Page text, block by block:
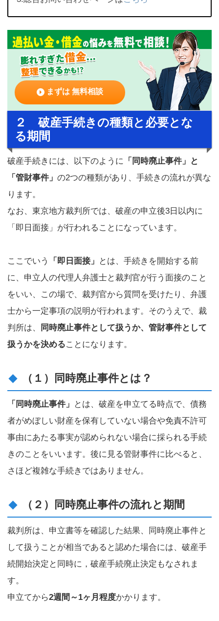
まずは 無料相談
２ 破産手続きの種類と必要とな
る期間
破産手続きには、以下のように 「同時廃止事件」と
「管財事件」 の2つの種類があり、手続きの流れが異な
ります。
なお、東京地方裁判所では、破産の申立後3日以内に
「即日面接」が行われることになっています。
ここでいう 「即日面接」
とは、手続きを開始する前
に、申立人の代理人弁護士と裁判官が行う面接のこと
をいい、この場で、裁判官から質問を受けたり、弁護
士から一定事項の説明が行われます。そのうえで、裁
判所は、
同時廃止事件として扱うか、管財事件として
扱うかを決めることになります。
（１）同時廃止事件とは？
「同時廃止事件」
とは、破産を申立てる時点で、債務
者がめぼしい財産を保有していない場合や免責不許可
事由にあたる事実が認められない場合に採られる手続
きのことをいいます。後に見る管財事件に比べると、
さほど複雑な手続きではありません。
（２）同時廃止事件の流れと期間
裁判所は、申立書等を確認した結果、同時廃止事件と
して扱うことが相当であると認めた場合には、破産手
続開始決定と同時に，破産手続廃止決定もなされま
す。
申立てから2週間～1ヶ月程度かかります。